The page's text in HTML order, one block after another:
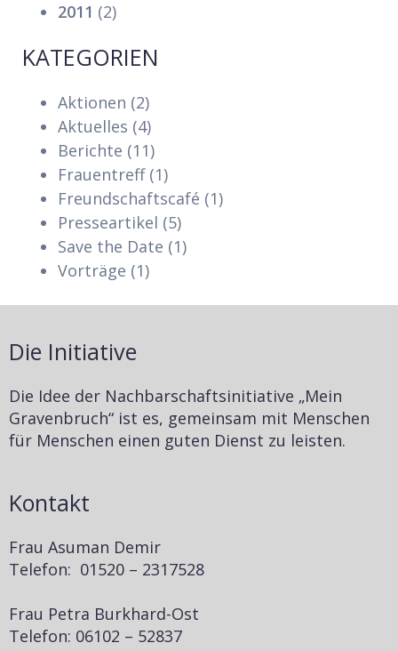
2011 (2)
KATEGORIEN
Aktionen (2)
Aktuelles (4)
Berichte (11)
Frauentreff(1)
Freundschaftscafé (1)
Presseartikel (5)
Save the Date (1)
Vorträge (1)
Die Initiative
Die Idee der Nachbarschaftsinitiative „Mein
Gravenbruch“ ist es, gemeinsam mit Menschen
für Menschen einen guten Dienst zu leisten.
Kontakt
Frau Asuman Demir
Telefon: 01520 – 2317528
Frau Petra Burkhard-Ost
Telefon: 06102 – 52837